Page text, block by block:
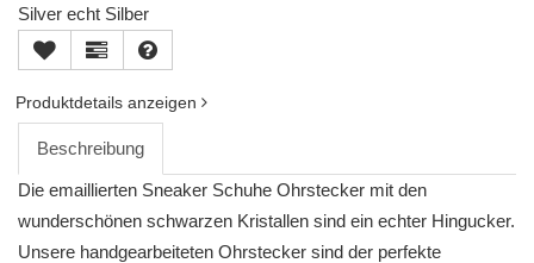
Silver echt Silber
Produktdetails anzeigen
Beschreibung
Die emaillierten Sneaker Schuhe Ohrstecker mit den
wunderschönen schwarzen Kristallen sind ein echter Hingucker.
Unsere handgearbeiteten Ohrstecker sind der perfekte